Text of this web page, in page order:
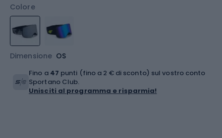
Colore
Dimensione OS
Fino a 47 punti (fino a 2 € di sconto) sul vostro conto
Sportano Club.
Unisciti al programma e risparmia!